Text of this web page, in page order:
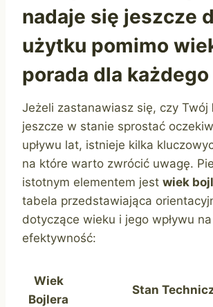
nadaje się jeszcze
użytku pomimo
porada dla każdego
Jeżeli zastanawiasz się, czy Twój
jeszcze w stanie sprostać
upływu lat, istnieje kilka
na które warto zwrócić uwagę.
istotnym elementem jest wiek
tabela przedstawiająca
dotyczące wieku i jego wpływu na
efektywność:
Wiek
Bojlera
Stan